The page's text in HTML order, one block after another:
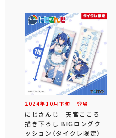
2024年 10月 下旬 登場
にじさんじ 天宮こころ
描き下ろし BIGロングク
ッション（タイクレ限定）